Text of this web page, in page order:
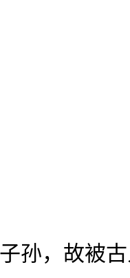
孙，故被